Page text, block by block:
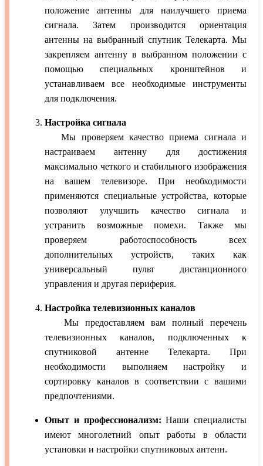
положение антенны для наилучшего приема
сигнала. Затем производится ориентация
антенны на выбранный спутник Телекарта. Мы
закрепляем антенну в выбранном положении с
помощью специальных кронштейнов и
устанавливаем все необходимые инструменты
для подключения.
Настройка сигнала
Мы проверяем качество приема сигнала и
настраиваем антенну для достижения
максимально четкого и стабильного изображения
на вашем телевизоре. При необходимости
применяются специальные устройства, которые
позволяют улучшить качество сигнала и
устранить возможные помехи. Также мы
проверяем работоспособность всех
дополнительных устройств, таких как
универсальный пульт дистанционного
управления и другая периферия.
Настройка телевизионных каналов
Мы предоставляем вам полный перечень
телевизионных каналов, подключенных к
спутниковой антенне Телекарта. При
необходимости выполняем настройку и
сортировку каналов в соответствии с вашими
предпочтениями.
Опыт и профессионализм: Наши специалисты
имеют многолетний опыт работы в области
установки и настройки спутниковых антенн.